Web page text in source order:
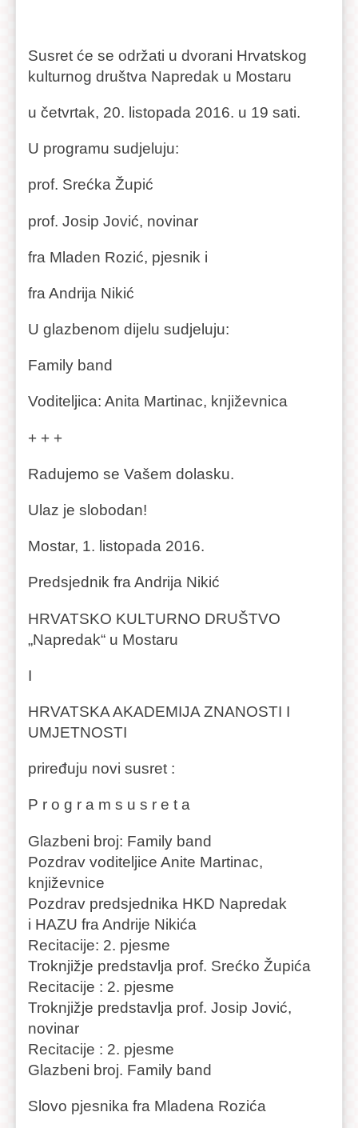
Susret će se održati u dvorani Hrvatskog
kulturnog društva Napredak u Mostaru
u četvrtak, 20. listopada 2016. u 19 sati.
U programu sudjeluju:
prof. Srećka Župić
prof. Josip Jović, novinar
fra Mladen Rozić, pjesnik i
fra Andrija Nikić
U glazbenom dijelu sudjeluju:
Family band
Voditeljica: Anita Martinac, književnica
+ + +
Radujemo se Vašem dolasku.
Ulaz je slobodan!
Mostar, 1. listopada 2016.
Predsjednik fra Andrija Nikić
HRVATSKO KULTURNO DRUŠTVO
„Napredak“ u Mostaru
I
HRVATSKA AKADEMIJA ZNANOSTI I
UMJETNOSTI
priređuju novi susret :
P r o g r a m s u s r e t a
Glazbeni broj: Family band
Pozdrav voditeljice Anite Martinac,
književnice
Pozdrav predsjednika HKD Napredak
i HAZU fra Andrije Nikića
Recitacije: 2. pjesme
Troknjižje predstavlja prof. Srećko Župića
Recitacije : 2. pjesme
Troknjižje predstavlja prof. Josip Jović,
novinar
Recitacije : 2. pjesme
Glazbeni broj. Family band
Slovo pjesnika fra Mladena Rozića